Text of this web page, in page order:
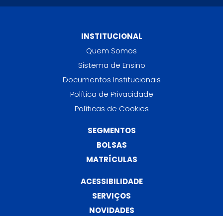
INSTITUCIONAL
Quem Somos
Sistema de Ensino
Documentos Institucionais
Política de Privacidade
Políticas de Cookies
SEGMENTOS
BOLSAS
MATRÍCULAS
ACESSIBILIDADE
SERVIÇOS
NOVIDADES